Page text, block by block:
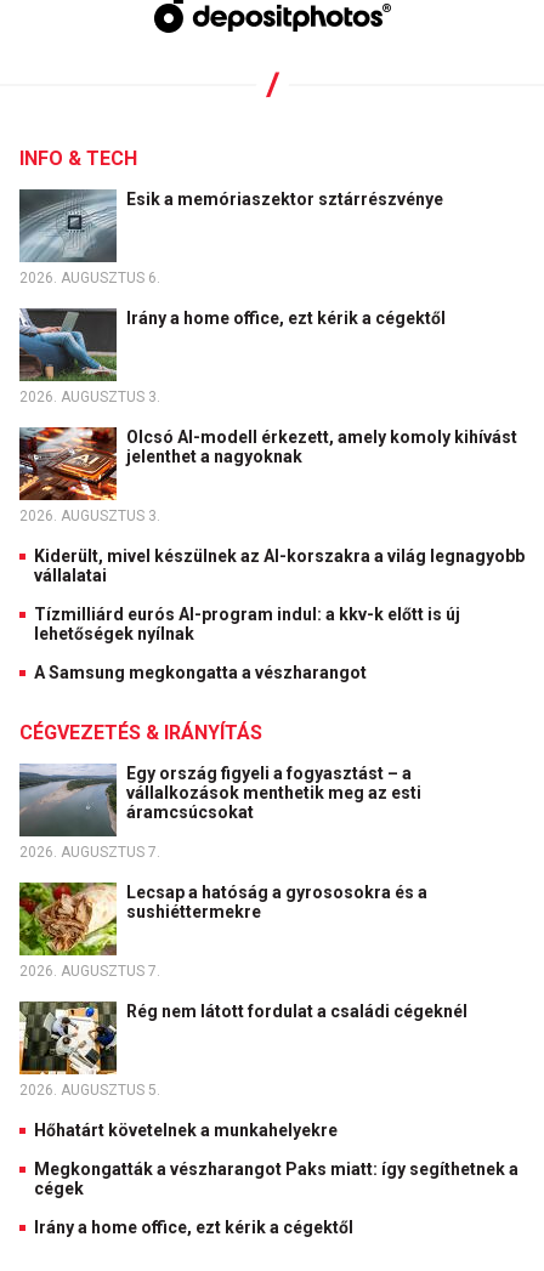
INFO & TECH
Esik a memóriaszektor sztárrészvénye
2026. AUGUSZTUS 6.
Irány a home office, ezt kérik a cégektől
2026. AUGUSZTUS 3.
Olcsó AI-modell érkezett, amely komoly kihívást
jelenthet a nagyoknak
2026. AUGUSZTUS 3.
Kiderült, mivel készülnek az AI-korszakra a világ legnagyobb
vállalatai
Tízmilliárd eurós AI-program indul: a kkv-k előtt is új
lehetőségek nyílnak
A Samsung megkongatta a vészharangot
CÉGVEZETÉS & IRÁNYÍTÁS
Egy ország figyeli a fogyasztást – a
vállalkozások menthetik meg az esti
áramcsúcsokat
2026. AUGUSZTUS 7.
Lecsap a hatóság a gyrososokra és a
sushiéttermekre
2026. AUGUSZTUS 7.
Rég nem látott fordulat a családi cégeknél
2026. AUGUSZTUS 5.
Hőhatárt követelnek a munkahelyekre
Megkongatták a vészharangot Paks miatt: így segíthetnek a
cégek
Irány a home office, ezt kérik a cégektől